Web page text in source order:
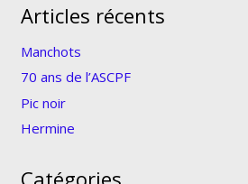
Articles récents
Manchots
70 ans de l’ASCPF
Pic noir
Hermine
Catégories